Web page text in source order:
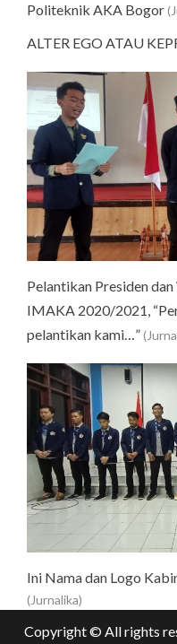
Politeknik AKA Bogor
ALTER EGO ATAU
Pelantikan Presiden
IMAKA 2020/2021,
pelantikan kami…”
Ini Nama dan Logo
(Jurnalika)
Copyright © All rights